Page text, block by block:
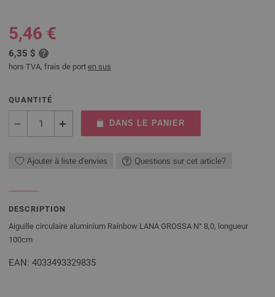
5,46 €
6,35 $
hors TVA, frais de port en sus
QUANTITÉ
DANS LE PANIER
Ajouter à liste d'envies Questions sur cet article?
DESCRIPTION
Aiguille circulaire aluminium Rainbow LANA GROSSA N° 8,0, longueur
100cm
EAN: 4033493329835